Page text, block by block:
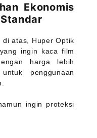
Ekonomis
atas, Huper Optik
ingin kaca film
harga lebih
penggunaan
ingin proteksi